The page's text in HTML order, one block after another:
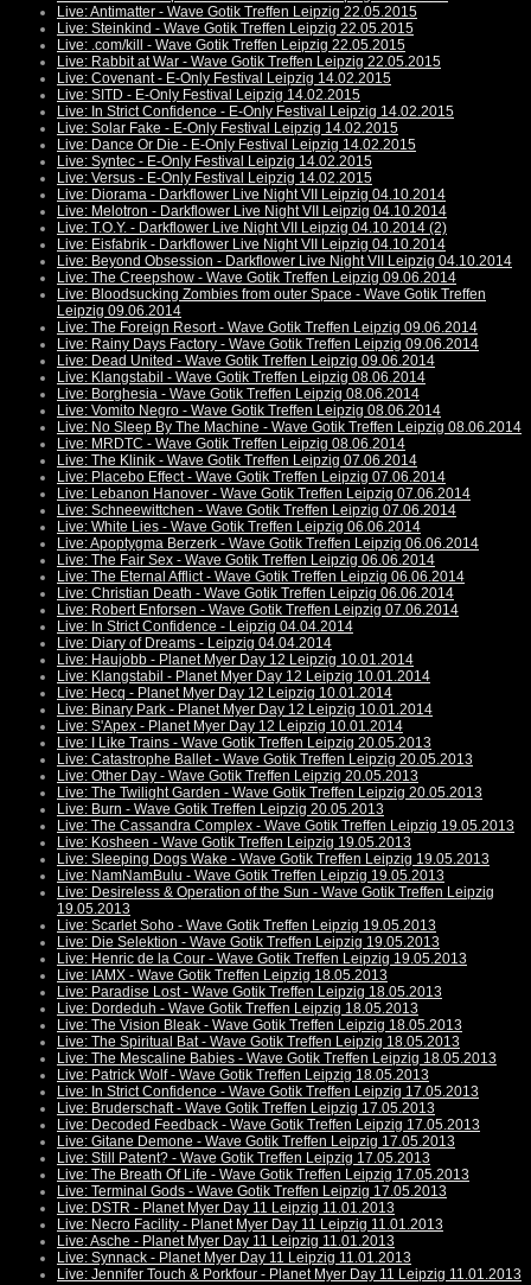
Live: Antimatter - Wave Gotik Treffen Leipzig 22.05.2015
Live: Steinkind - Wave Gotik Treffen Leipzig 22.05.2015
Live: .com/kill - Wave Gotik Treffen Leipzig 22.05.2015
Live: Rabbit at War - Wave Gotik Treffen Leipzig 22.05.2015
Live: Covenant - E-Only Festival Leipzig 14.02.2015
Live: SITD - E-Only Festival Leipzig 14.02.2015
Live: In Strict Confidence - E-Only Festival Leipzig 14.02.2015
Live: Solar Fake - E-Only Festival Leipzig 14.02.2015
Live: Dance Or Die - E-Only Festival Leipzig 14.02.2015
Live: Syntec - E-Only Festival Leipzig 14.02.2015
Live: Versus - E-Only Festival Leipzig 14.02.2015
Live: Diorama - Darkflower Live Night VII Leipzig 04.10.2014
Live: Melotron - Darkflower Live Night VII Leipzig 04.10.2014
Live: T.O.Y. - Darkflower Live Night VII Leipzig 04.10.2014 (2)
Live: Eisfabrik - Darkflower Live Night VII Leipzig 04.10.2014
Live: Beyond Obsession - Darkflower Live Night VII Leipzig 04.10.2014
Live: The Creepshow - Wave Gotik Treffen Leipzig 09.06.2014
Live: Bloodsucking Zombies from outer Space - Wave Gotik Treffen
Leipzig 09.06.2014
Live: The Foreign Resort - Wave Gotik Treffen Leipzig 09.06.2014
Live: Rainy Days Factory - Wave Gotik Treffen Leipzig 09.06.2014
Live: Dead United - Wave Gotik Treffen Leipzig 09.06.2014
Live: Klangstabil - Wave Gotik Treffen Leipzig 08.06.2014
Live: Borghesia - Wave Gotik Treffen Leipzig 08.06.2014
Live: Vomito Negro - Wave Gotik Treffen Leipzig 08.06.2014
Live: No Sleep By The Machine - Wave Gotik Treffen Leipzig 08.06.2014
Live: MRDTC - Wave Gotik Treffen Leipzig 08.06.2014
Live: The Klinik - Wave Gotik Treffen Leipzig 07.06.2014
Live: Placebo Effect - Wave Gotik Treffen Leipzig 07.06.2014
Live: Lebanon Hanover - Wave Gotik Treffen Leipzig 07.06.2014
Live: Schneewittchen - Wave Gotik Treffen Leipzig 07.06.2014
Live: White Lies - Wave Gotik Treffen Leipzig 06.06.2014
Live: Apoptygma Berzerk - Wave Gotik Treffen Leipzig 06.06.2014
Live: The Fair Sex - Wave Gotik Treffen Leipzig 06.06.2014
Live: The Eternal Afflict - Wave Gotik Treffen Leipzig 06.06.2014
Live: Christian Death - Wave Gotik Treffen Leipzig 06.06.2014
Live: Robert Enforsen - Wave Gotik Treffen Leipzig 07.06.2014
Live: In Strict Confidence - Leipzig 04.04.2014
Live: Diary of Dreams - Leipzig 04.04.2014
Live: Haujobb - Planet Myer Day 12 Leipzig 10.01.2014
Live: Klangstabil - Planet Myer Day 12 Leipzig 10.01.2014
Live: Hecq - Planet Myer Day 12 Leipzig 10.01.2014
Live: Binary Park - Planet Myer Day 12 Leipzig 10.01.2014
Live: S'Apex - Planet Myer Day 12 Leipzig 10.01.2014
Live: I Like Trains - Wave Gotik Treffen Leipzig 20.05.2013
Live: Catastrophe Ballet - Wave Gotik Treffen Leipzig 20.05.2013
Live: Other Day - Wave Gotik Treffen Leipzig 20.05.2013
Live: The Twilight Garden - Wave Gotik Treffen Leipzig 20.05.2013
Live: Burn - Wave Gotik Treffen Leipzig 20.05.2013
Live: The Cassandra Complex - Wave Gotik Treffen Leipzig 19.05.2013
Live: Kosheen - Wave Gotik Treffen Leipzig 19.05.2013
Live: Sleeping Dogs Wake - Wave Gotik Treffen Leipzig 19.05.2013
Live: NamNamBulu - Wave Gotik Treffen Leipzig 19.05.2013
Live: Desireless & Operation of the Sun - Wave Gotik Treffen Leipzig
19.05.2013
Live: Scarlet Soho - Wave Gotik Treffen Leipzig 19.05.2013
Live: Die Selektion - Wave Gotik Treffen Leipzig 19.05.2013
Live: Henric de la Cour - Wave Gotik Treffen Leipzig 19.05.2013
Live: IAMX - Wave Gotik Treffen Leipzig 18.05.2013
Live: Paradise Lost - Wave Gotik Treffen Leipzig 18.05.2013
Live: Dordeduh - Wave Gotik Treffen Leipzig 18.05.2013
Live: The Vision Bleak - Wave Gotik Treffen Leipzig 18.05.2013
Live: The Spiritual Bat - Wave Gotik Treffen Leipzig 18.05.2013
Live: The Mescaline Babies - Wave Gotik Treffen Leipzig 18.05.2013
Live: Patrick Wolf - Wave Gotik Treffen Leipzig 18.05.2013
Live: In Strict Confidence - Wave Gotik Treffen Leipzig 17.05.2013
Live: Bruderschaft - Wave Gotik Treffen Leipzig 17.05.2013
Live: Decoded Feedback - Wave Gotik Treffen Leipzig 17.05.2013
Live: Gitane Demone - Wave Gotik Treffen Leipzig 17.05.2013
Live: Still Patent? - Wave Gotik Treffen Leipzig 17.05.2013
Live: The Breath Of Life - Wave Gotik Treffen Leipzig 17.05.2013
Live: Terminal Gods - Wave Gotik Treffen Leipzig 17.05.2013
Live: DSTR - Planet Myer Day 11 Leipzig 11.01.2013
Live: Necro Facility - Planet Myer Day 11 Leipzig 11.01.2013
Live: Asche - Planet Myer Day 11 Leipzig 11.01.2013
Live: Synnack - Planet Myer Day 11 Leipzig 11.01.2013
Live: Jennifer Touch & Porkfour - Planet Myer Day 11 Leipzig 11.01.2013